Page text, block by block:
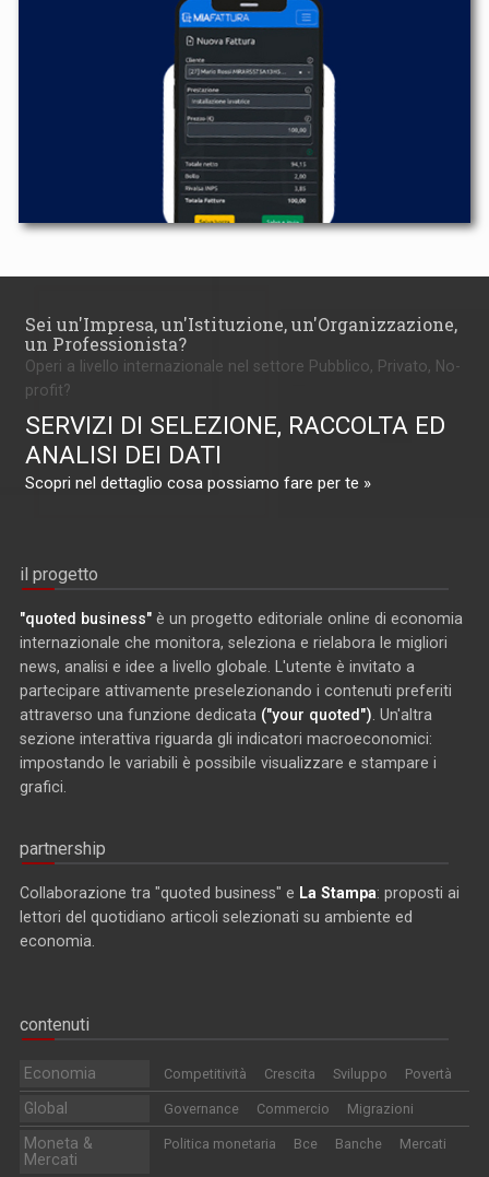
Sei un'Impresa, un'Istituzione, un'Organizzazione,
un Professionista?
Operi a livello internazionale nel settore Pubblico, Privato, No-
profit?
SERVIZI DI SELEZIONE, RACCOLTA ED
ANALISI DEI DATI
Scopri nel dettaglio cosa possiamo fare per te »
il progetto
"quoted business" è un progetto editoriale online di economia
internazionale che monitora, seleziona e rielabora le migliori
news, analisi e idee a livello globale. L'utente è invitato a
partecipare attivamente preselezionando i contenuti preferiti
attraverso una funzione dedicata ("your quoted") . Un'altra
sezione interattiva riguarda gli indicatori macroeconomici:
impostando le variabili è possibile visualizzare e stampare i
grafici.
partnership
Collaborazione tra "quoted business" e La Stampa: proposti ai
lettori del quotidiano articoli selezionati su ambiente ed
economia.
contenuti
Economia Competitività Crescita Sviluppo Povertà
Global Governance Commercio Migrazioni
Moneta &
Mercati
Politica monetaria Bce Banche Mercati